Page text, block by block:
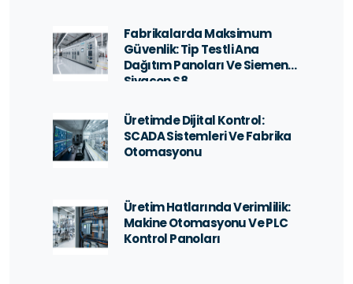
Fabrikalarda Maksimum
Güvenlik: Tip Testli Ana
Dağıtım Panoları Ve Siemens
Sivacon S8
Üretimde Dijital Kontrol:
SCADA Sistemleri Ve Fabrika
Otomasyonu
Üretim Hatlarında Verimlilik:
Makine Otomasyonu Ve PLC
Kontrol Panoları